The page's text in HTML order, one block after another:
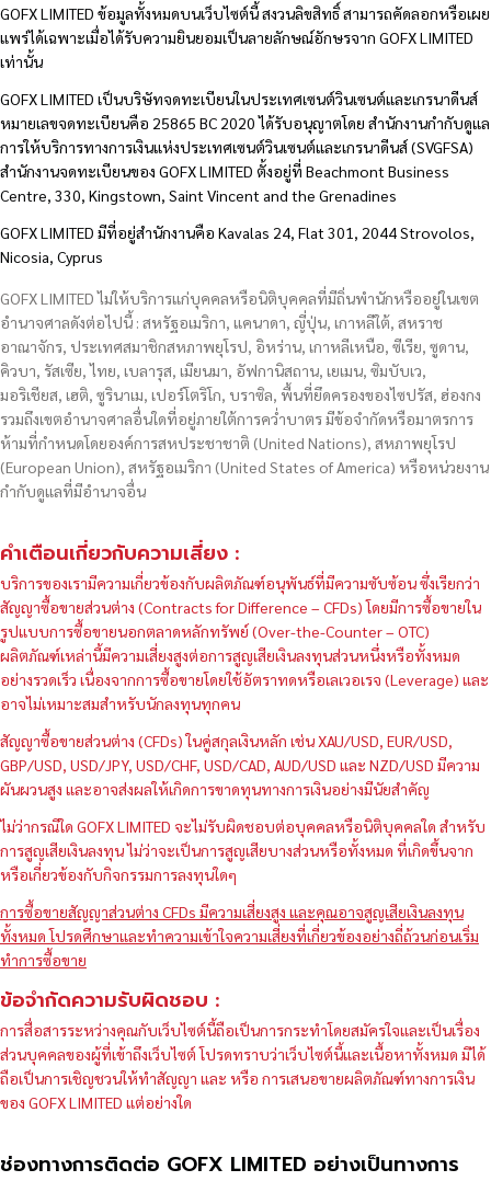
GOFX LIMITED ข้อมูลทั้งหมดบนเว็บไซต์นี้ สงวนลิขสิทธิ์ สามารถคัดลอกหรือเผย
แพร่ได้เฉพาะเมื่อได้รับความยินยอมเป็นลายลักษณ์อักษรจาก GOFX LIMITED
เท่านั้น
GOFX LIMITED เป็นบริษัทจดทะเบียนในประเทศเซนต์วินเซนต์และเกรนาดีนส์
หมายเลขจดทะเบียนคือ 25865 BC 2020 ได้รับอนุญาตโดย สำนักงานกำกับดูแล
การให้บริการทางการเงินแห่งประเทศเซนต์วินเซนต์และเกรนาดีนส์ (SVGFSA)
สำนักงานจดทะเบียนของ GOFX LIMITED ตั้งอยู่ที่ Beachmont Business
Centre, 330, Kingstown, Saint Vincent and the Grenadines
GOFX LIMITED มีที่อยู่สำนักงานคือ Kavalas 24, Flat 301, 2044 Strovolos,
Nicosia, Cyprus
GOFX LIMITED ไม่ให้บริการแก่บุคคลหรือนิติบุคคลที่มีถิ่นพำนักหรืออยู่ในเขต
อำนาจศาลดังต่อไปนี้ : สหรัฐอเมริกา, แคนาดา, ญี่ปุ่น, เกาหลีใต้, สหราช
อาณาจักร, ประเทศสมาชิกสหภาพยุโรป, อิหร่าน, เกาหลีเหนือ, ซีเรีย, ซูดาน,
คิวบา, รัสเซีย, ไทย, เบลารุส, เมียนมา, อัฟกานิสถาน, เยเมน, ซิมบับเว,
มอริเชียส, เฮติ, ซูรินาเม, เปอร์โตริโก, บราซิล, พื้นที่ยึดครองของไซปรัส, ฮ่องกง
รวมถึงเขตอำนาจศาลอื่นใดที่อยู่ภายใต้การคว่ำบาตร มีข้อจำกัดหรือมาตรการ
ห้ามที่กำหนดโดยองค์การสหประชาชาติ (United Nations), สหภาพยุโรป
(European Union), สหรัฐอเมริกา (United States of America) หรือหน่วยงาน
กำกับดูแลที่มีอำนาจอื่น
คำเตือนเกี่ยวกับความเสี่ยง :
บริการของเรามีความเกี่ยวข้องกับผลิตภัณฑ์อนุพันธ์ที่มีความซับซ้อน ซึ่งเรียกว่า
สัญญาซื้อขายส่วนต่าง (Contracts for Difference – CFDs) โดยมีการซื้อขายใน
รูปแบบการซื้อขายนอกตลาดหลักทรัพย์ (Over-the-Counter – OTC)
ผลิตภัณฑ์เหล่านี้มีความเสี่ยงสูงต่อการสูญเสียเงินลงทุนส่วนหนึ่งหรือทั้งหมด
อย่างรวดเร็ว เนื่องจากการซื้อขายโดยใช้อัตราทดหรือเลเวอเรจ (Leverage) และ
อาจไม่เหมาะสมสำหรับนักลงทุนทุกคน
สัญญาซื้อขายส่วนต่าง (CFDs) ในคู่สกุลเงินหลัก เช่น XAU/USD, EUR/USD,
GBP/USD, USD/JPY, USD/CHF, USD/CAD, AUD/USD และ NZD/USD มีความ
ผันผวนสูง และอาจส่งผลให้เกิดการขาดทุนทางการเงินอย่างมีนัยสำคัญ
ไม่ว่ากรณีใด GOFX LIMITED จะไม่รับผิดชอบต่อบุคคลหรือนิติบุคคลใด สำหรับ
การสูญเสียเงินลงทุน ไม่ว่าจะเป็นการสูญเสียบางส่วนหรือทั้งหมด ที่เกิดขึ้นจาก
หรือเกี่ยวข้องกับกิจกรรมการลงทุนใดๆ
การซื้อขายสัญญาส่วนต่าง CFDs มีความเสี่ยงสูง และคุณอาจสูญเสียเงินลงทุน
ทั้งหมด โปรดศึกษาและทำความเข้าใจความเสี่ยงที่เกี่ยวข้องอย่างถี่ถ้วนก่อนเริ่ม
ทำการซื้อขาย
ข้อจำกัดความรับผิดชอบ :
การสื่อสารระหว่างคุณกับเว็บไซต์นี้ถือเป็นการกระทำโดยสมัครใจและเป็นเรื่อง
ส่วนบุคคลของผู้ที่เข้าถึงเว็บไซต์ โปรดทราบว่าเว็บไซต์นี้และเนื้อหาทั้งหมด มิได้
ถือเป็นการเชิญชวนให้ทำสัญญา และ หรือ การเสนอขายผลิตภัณฑ์ทางการเงิน
ของ GOFX LIMITED แต่อย่างใด
ช่องทางการติดต่อ GOFX LIMITED อย่างเป็นทางการ